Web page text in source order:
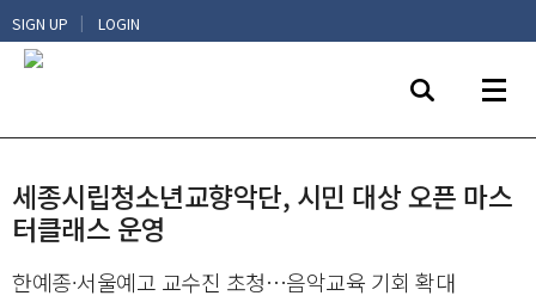
SIGN UP | LOGIN
세종시립청소년교향악단, 시민 대상 오픈 마스
터클래스 운영
한예종·서울예고 교수진 초청…음악교육 기회 확대